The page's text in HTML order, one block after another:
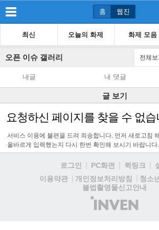
홈 웹진
최신 오늘의 화제 화제 모음
오픈 이슈 갤러리 전체보
내글 내 댓글
글 보기
요청하신 페이지를 찾을 수 없습
서비스 이용에 불편을 드려 죄송합니다. 먼저 새로고침
올바르게 입력했는지 다시 한번 확인해 보시기 바랍니다.
로그인 PC화면 퀵링크
이용약관
개인정보처리방침
청소
불법촬영물신고안내
(주)
인